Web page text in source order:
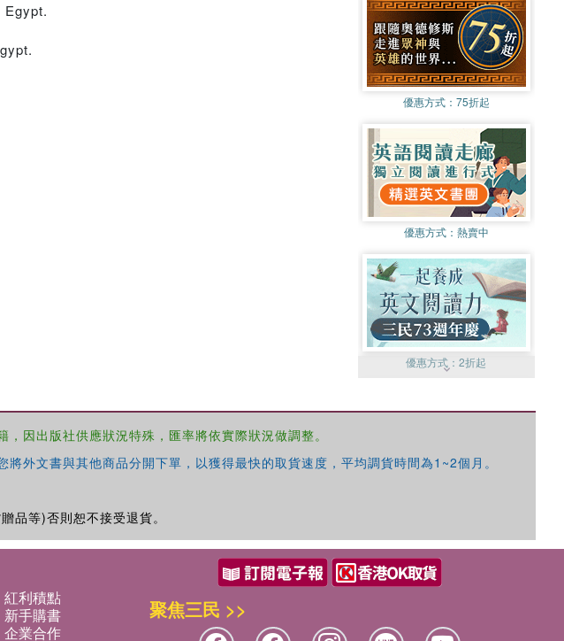
優惠方式： 75折起
優惠方式： 熱賣中
優惠方式：2折起
因出版社供應狀況特殊，匯率將依實際狀況做調整。
外文書與其他商品分開下單，以獲得最快的取貨速度，平均調貨時間為1~2個月。
品等)否則恕不接受退貨。
紅利積點
新手購書
企業合作
聚焦三民 >>